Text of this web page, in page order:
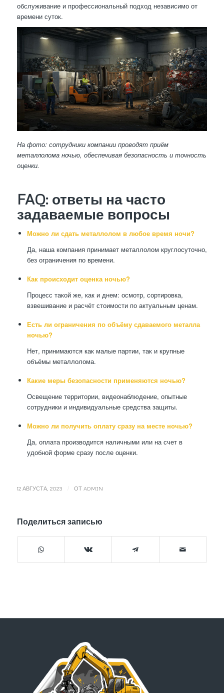
обслуживание и профессиональный подход независимо от
времени суток.
На фото: сотрудники компании проводят приём
металлолома ночью, обеспечивая безопасность и точность
оценки.
FAQ: ответы на часто
задаваемые вопросы
Можно ли сдать металлолом в любое время ночи?
Да, наша компания принимает металлолом круглосуточно,
без ограничения по времени.
Как происходит оценка ночью?
Процесс такой же, как и днем: осмотр, сортировка,
взвешивание и расчёт стоимости по актуальным ценам.
Есть ли ограничения по объёму сдаваемого металла
ночью?
Нет, принимаются как малые партии, так и крупные
объёмы металлолома.
Какие меры безопасности применяются ночью?
Освещение территории, видеонаблюдение, опытные
сотрудники и индивидуальные средства защиты.
Можно ли получить оплату сразу на месте ночью?
Да, оплата производится наличными или на счет в
удобной форме сразу после оценки.
12 АВГУСТА, 2023 ОТ ADMIN
Поделиться записью